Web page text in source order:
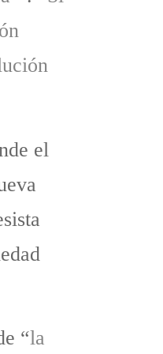
el
“la